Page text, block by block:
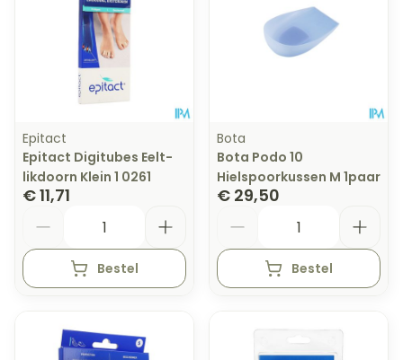
Epitact
Epitact Digitubes Eelt-
likdoorn Klein 1 0261
€ 11,71
Bestel
Bota
Bota Podo 10
Hielspoorkussen M 1paar
€ 29,50
Bestel